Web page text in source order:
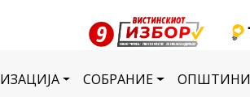
СОБРАНИЕ ОПШТИНИ